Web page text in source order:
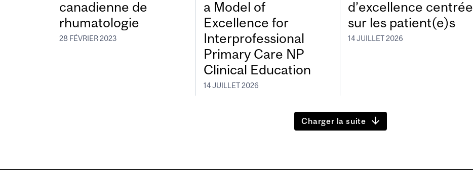
canadienne de
rhumatologie
28 FÉVRIER 2023
a Model of
Excellence for
Interprofessional
Primary Care NP
Clinical Education
14 JUILLET 2026
d’excellence centrée
sur les patient(e)s
14 JUILLET 2026
Charger la suite